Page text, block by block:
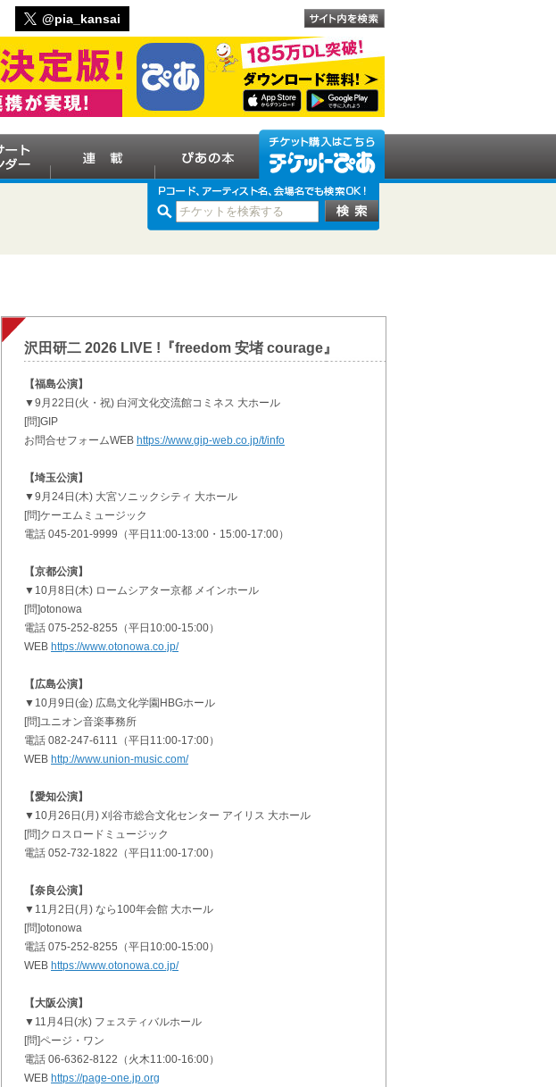
@pia_kansai
沢田研二 2026 LIVE !『freedom 安堵 courage』
【福島公演】
▼9月22日(火・祝) 白河文化交流館コミネス 大ホール
[問]GIP
お問合せフォームWEB https://www.gip-web.co.jp/t/info
【埼玉公演】
▼9月24日(木) 大宮ソニックシティ 大ホール
[問]ケーエムミュージック
電話 045-201-9999（平日11:00-13:00・15:00-17:00）
【京都公演】
▼10月8日(木) ロームシアター京都 メインホール
[問]otonowa
電話 075-252-8255（平日10:00-15:00）
WEB https://www.otonowa.co.jp/
【広島公演】
▼10月9日(金) 広島文化学園HBGホール
[問]ユニオン音楽事務所
電話 082-247-6111（平日11:00-17:00）
WEB http://www.union-music.com/
【愛知公演】
▼10月26日(月) 刈谷市総合文化センター アイリス 大ホール
[問]クロスロードミュージック
電話 052-732-1822（平日11:00-17:00）
【奈良公演】
▼11月2日(月) なら100年会館 大ホール
[問]otonowa
電話 075-252-8255（平日10:00-15:00）
WEB https://www.otonowa.co.jp/
【大阪公演】
▼11月4日(水) フェスティバルホール
[問]ページ・ワン
電話 06-6362-8122（火木11:00-16:00）
WEB https://page-one.jp.org